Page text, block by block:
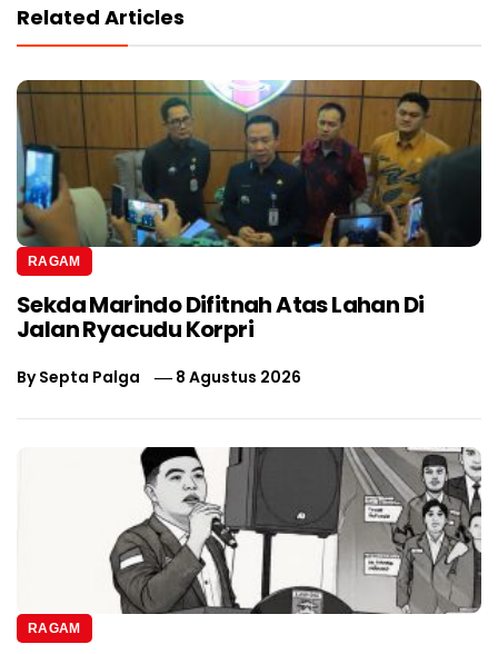
Related Articles
RAGAM
Sekda Marindo Difitnah Atas Lahan Di
Jalan Ryacudu Korpri
BySepta Palga 8 Agustus 2026
RAGAM